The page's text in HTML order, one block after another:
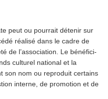
peut ou pourrait détenir sur
réalisé dans le cadre de
de l’as­so­ci­a­tion. Le béné­fi­ci­
culturel national et la
son nom ou reproduit certains
interne, de promotion et de